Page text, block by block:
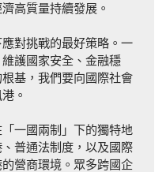
高質量持續發展。
對挑戰的最好策略。一
護國家安全、金融穩
基，我們要向國際社會
。
一國兩制」下的獨特地
普通法制度，以及國際
營商環境。眾多跨國企